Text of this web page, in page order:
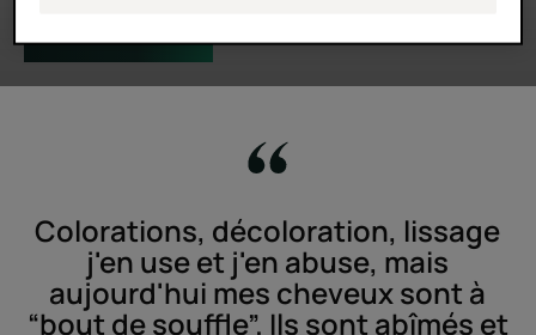
Colorations, décoloration, lissage
j'en use et j'en abuse, mais
aujourd'hui mes cheveux sont à
“bout de souffle”. Ils sont abîmés et